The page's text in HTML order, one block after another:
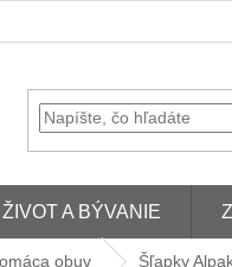
ŽIVOT A BÝVANIE
obuv Šľapky